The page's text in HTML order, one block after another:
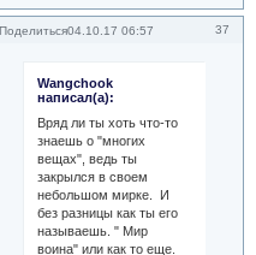
Поделиться 37
04.10.17 06:57
Wangchook
написал(а):
Вряд ли ты хоть что-то
знаешь о "многих
вещах", ведь ты
закрылся в своем
небольшом мирке. И
без разницы как ты его
называешь. " Мир
воина" или как то еще.